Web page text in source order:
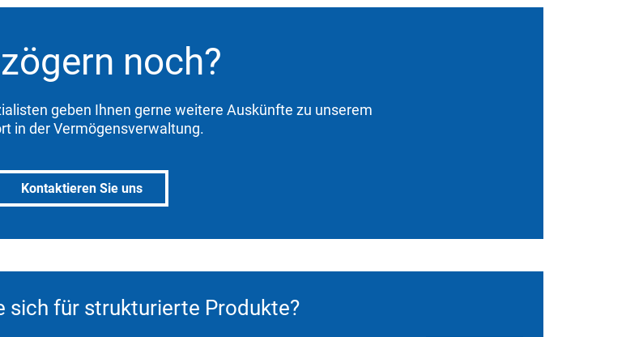
noch?
geben Ihnen gerne weitere Auskünfte zu unserem
in der Vermögensverwaltung.
Kontaktieren Sie uns
sich für strukturierte Produkte?